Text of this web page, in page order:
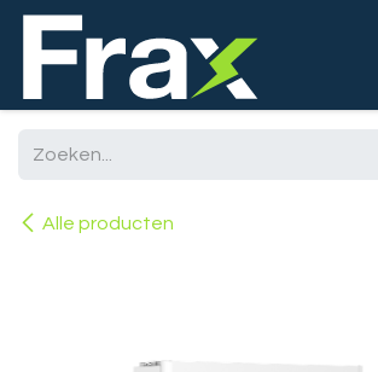
Overslaan naar inhoud
Alle producten